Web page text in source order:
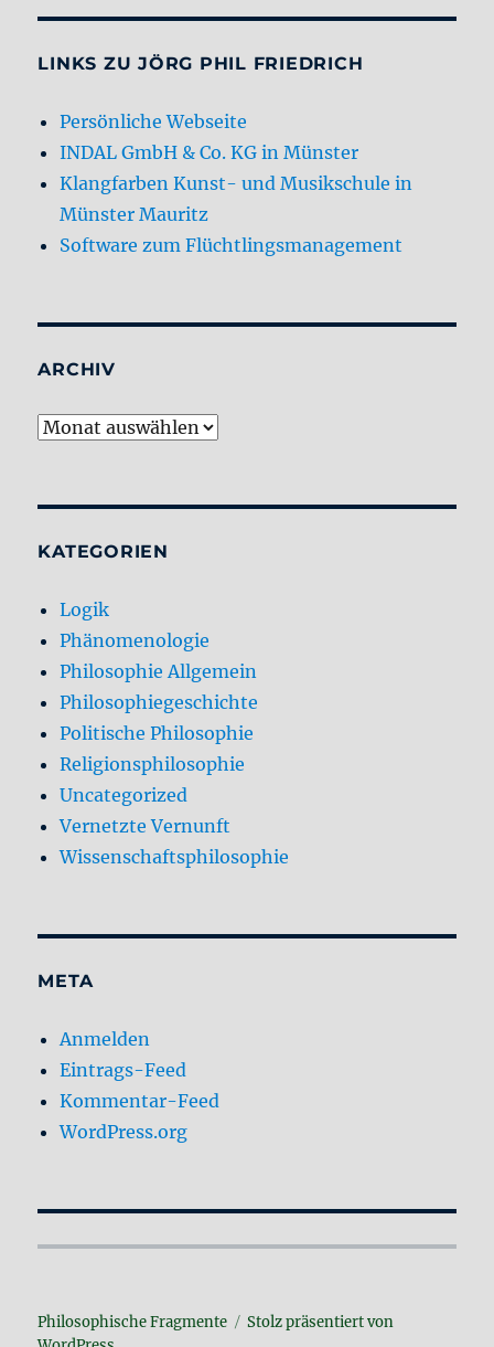
LINKS ZU JÖRG PHIL FRIEDRICH
Persönliche Webseite
INDAL GmbH & Co. KG in Münster
Klangfarben Kunst- und Musikschule in
Münster Mauritz
Software zum Flüchtlingsmanagement
ARCHIV
Archiv
KATEGORIEN
Logik
Phänomenologie
Philosophie Allgemein
Philosophiegeschichte
Politische Philosophie
Religionsphilosophie
Uncategorized
Vernetzte Vernunft
Wissenschaftsphilosophie
META
Anmelden
Eintrags-Feed
Kommentar-Feed
WordPress.org
Philosophische Fragmente
Stolz präsentiert von